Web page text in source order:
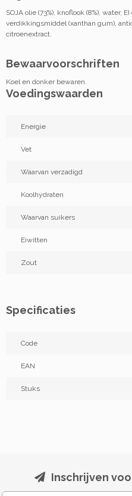
SOJA olie (73%), knoflook (8%), water,
verdikkingsmiddel (xanthan gum),
citroenextract.
Bewaarvoorschriften
Koel en donker bewaren.
Voedingswaarden
Energie
Vet
Waarvan verzadigd
Koolhydraten
Waarvan suikers
Eiwitten
Zout
Specificaties
Code
EAN
Stuks
Inschrijven